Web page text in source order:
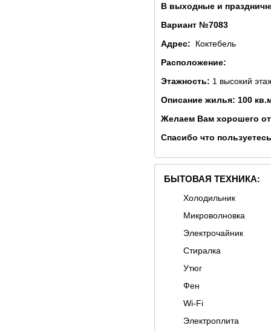
В выходные и
Вариант №7083
Адрес: Коктебель
Расположение:
Этажность: 1 высокий
Описание жилья: 100
Желаем Вам хорошего
Спасибо что
БЫТОВАЯ ТЕХНИКА:
Холодильник
Микроволновка
Электрочайник
Стиралка
Утюг
Фен
Wi-Fi
Электроплита